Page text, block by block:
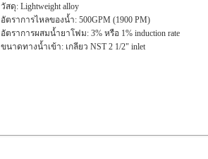
วัสดุ: Lightweight alloy
อัตราการไหลของน้ำ: 500GPM (1900 PM)
อัตราการผสมน้ำยาโฟม: 3% หรือ 1% induction rate
ขนาดทางน้ำเข้า: เกลียว NST 2 1/2" inlet